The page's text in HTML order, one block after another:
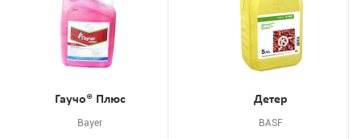
Гаучо® Плюс
Bayer
Детер
BASF